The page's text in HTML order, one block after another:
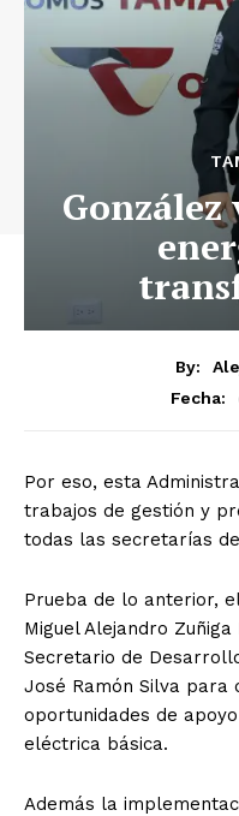
González
By:
Fecha:
Por eso, esta
trabajos de gestión y
todas las secretarías
Prueba de lo anterior,
Miguel Alejandro
Secretario de
José Ramón Silva para
oportunidades de
eléctrica básica.
Además la